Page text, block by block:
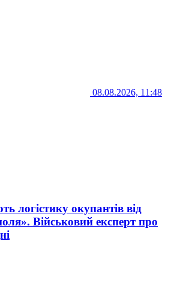
08.08.2026, 11:48
логістику окупантів від
Військовий експерт про